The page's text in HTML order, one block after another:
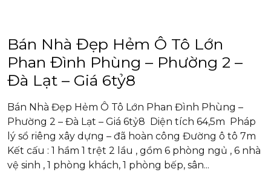
Bán Nhà Đẹp Hẻm Ô Tô Lớn
Phan Đình Phùng – Phường 2 –
Đà Lạt – Giá 6tỷ8
Bán Nhà Đẹp Hẻm Ô Tô Lớn Phan Đình Phùng –
Phường 2 – Đà Lạt – Giá 6tỷ8 Diện tích 64,5m Pháp
lý sổ riêng xây dựng – đã hoàn công Đường ô tô 7m
Kết cấu : 1 hầm 1 trệt 2 lầu , gồm 6 phòng ngủ , 6 nhà
vệ sinh , 1 phòng khách, 1 phòng bếp, sân...